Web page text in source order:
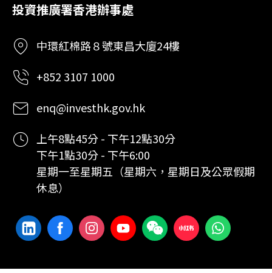
投資推廣署香港辦事處
中環紅棉路８號東昌大廈24樓
+852 3107 1000
enq@investhk.gov.hk
上午8點45分 - 下午12點30分
下午1點30分 - 下午6:00
星期一至星期五（星期六，星期日及公眾假期
休息）